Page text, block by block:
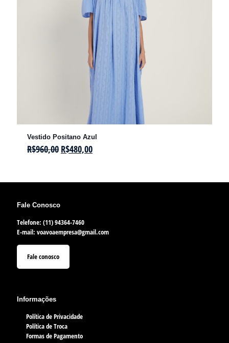
Vestido Positano Azul
R$960,00 R$480,00
Fale Conosco
Telefone: (11) 94364-7460
E-mail: voavoaempresa@gmail.com
Fale conosco
Informações
Política de Privacidade
Política de Troca
Formas de Pagamento